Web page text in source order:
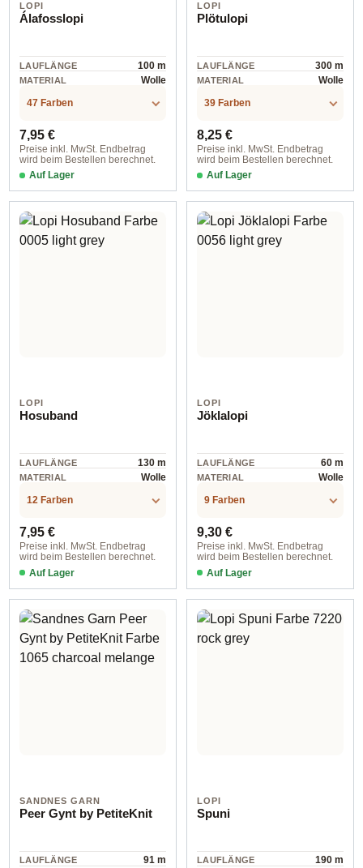
LOPI
Álafosslopi
LAUFLÄNGE 100 m
MATERIAL
Wolle
47 Farben
Regulärer Preis:
7,95 €
Preise inkl. MwSt. Endbetrag
wird beim Bestellen berechnet.
Auf Lager
Farbe 1232 artic exposure
LOPI
Plötulopi
LAUFLÄNGE 300 m
MATERIAL
Wolle
39 Farben
Regulärer Preis:
8,25 €
Preise inkl. MwSt. Endbetrag
wird beim Bestellen berechnet.
Auf Lager
Farbe 9 brown
LOPI
Hosuband
LAUFLÄNGE 130 m
MATERIAL
Wolle
12 Farben
Regulärer Preis:
7,95 €
Preise inkl. MwSt. Endbetrag
wird beim Bestellen berechnet.
Auf Lager
LOPI
Jöklalopi
LAUFLÄNGE 60 m
MATERIAL
Wolle
9 Farben
Regulärer Preis:
9,30 €
Preise inkl. MwSt. Endbetrag
wird beim Bestellen berechnet.
Auf Lager
SANDNES GARN
Peer Gynt by PetiteKnit
LAUFLÄNGE 91 m
LOPI
Spuni
LAUFLÄNGE 190 m